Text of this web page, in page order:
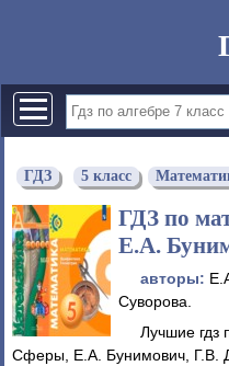
ГДЗ 5 класс
ГДЗ по
Е.А.
авторы:
Суворова.
Лучшие гдз
Сферы, Е.А. Бунимович, Г.В.